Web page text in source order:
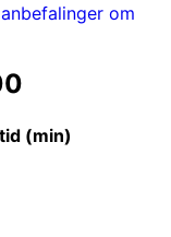
om
(min)